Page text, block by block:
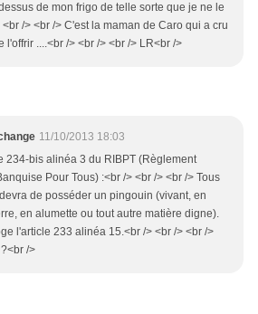
de mon frigo de telle sorte que je ne le
/> <br /> C'est la maman de Caro qui a cru
l'offrir ....<br /> <br /> <br /> LR<br />
11/10/2013 18:03
234-bis alinéa 3 du RIBPT (Règlement
Pour Tous) :<br /> <br /> <br /> Tous
de posséder un pingouin (vivant, en
en alumette ou tout autre matière digne).
l'article 233 alinéa 15.<br /> <br /> <br />
/>